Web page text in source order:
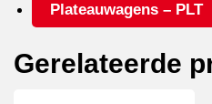
Plateauwagens – PLT
Gerelateerde